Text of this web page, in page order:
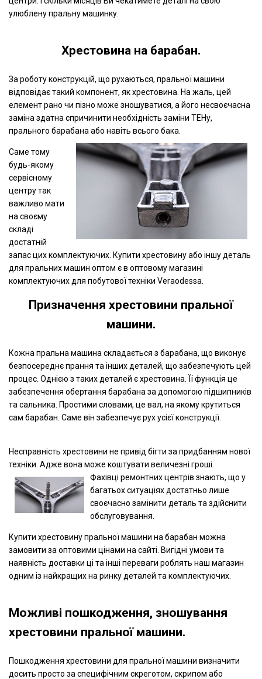
улюблену пральну машинку.
Хрестовина на барабан.
За роботу конструкцій, що рухаються, пральної машини
відповідає такий компонент, як хрестовина. На жаль, цей
елемент рано чи пізно може зношуватися, а його несвоєчасна
заміна здатна спричинити необхідність заміни ТЕНу,
прального барабана або навіть всього бака.
Саме тому
будь-якому
сервісному
центру так
важливо мати
на своєму
складі
достатній
запас цих комплектуючих. Купити хрестовину або іншу деталь
для пральних машин оптом є в оптовому магазині
комплектуючих для побутової техніки Veraodessa.
Призначення хрестовини пральної
машини.
Кожна пральна машина складається з барабана, що виконує
безпосереднє прання та інших деталей, що забезпечують цей
процес. Однією з таких деталей є хрестовина. Її функція це
забезпечення обертання барабана за допомогою підшипників
та сальника. Простими словами, це вал, на якому крутиться
сам барабан. Саме він забезпечує рух усієї конструкції.
Несправність хрестовини не привід бігти за придбанням нової
техніки. Адже вона може коштувати величезні гроші.
Фахівці ремонтних центрів знають, що у
багатьох ситуаціях достатньо лише
своєчасно замінити деталь та здійснити
обслуговування.
Купити хрестовину пральної машини на барабан можна
замовити за оптовими цінами на сайті. Вигідні умови та
наявність доставки ці та інші переваги роблять наш магазин
одним із найкращих на ринку деталей та комплектуючих.
Можливі пошкодження, зношування
хрестовини пральної машини.
Пошкодження хрестовини для пральної машини визначити
досить просто за специфічним скреготом, скрипом або